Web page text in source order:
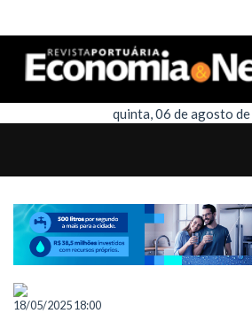
quinta, 06 de agosto
18/05/2025 18:00